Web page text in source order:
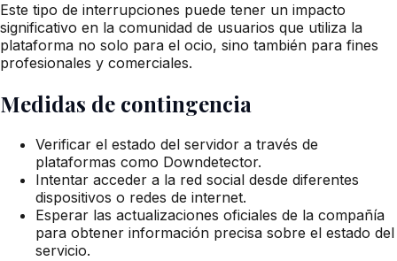
Este tipo de interrupciones puede tener un impacto
significativo en la comunidad de usuarios que utiliza la
plataforma no solo para el ocio, sino también para fines
profesionales y comerciales.
Medidas de contingencia
Verificar el estado del servidor a través de
plataformas como Downdetector.
Intentar acceder a la red social desde diferentes
dispositivos o redes de internet.
Esperar las actualizaciones oficiales de la compañía
para obtener información precisa sobre el estado del
servicio.